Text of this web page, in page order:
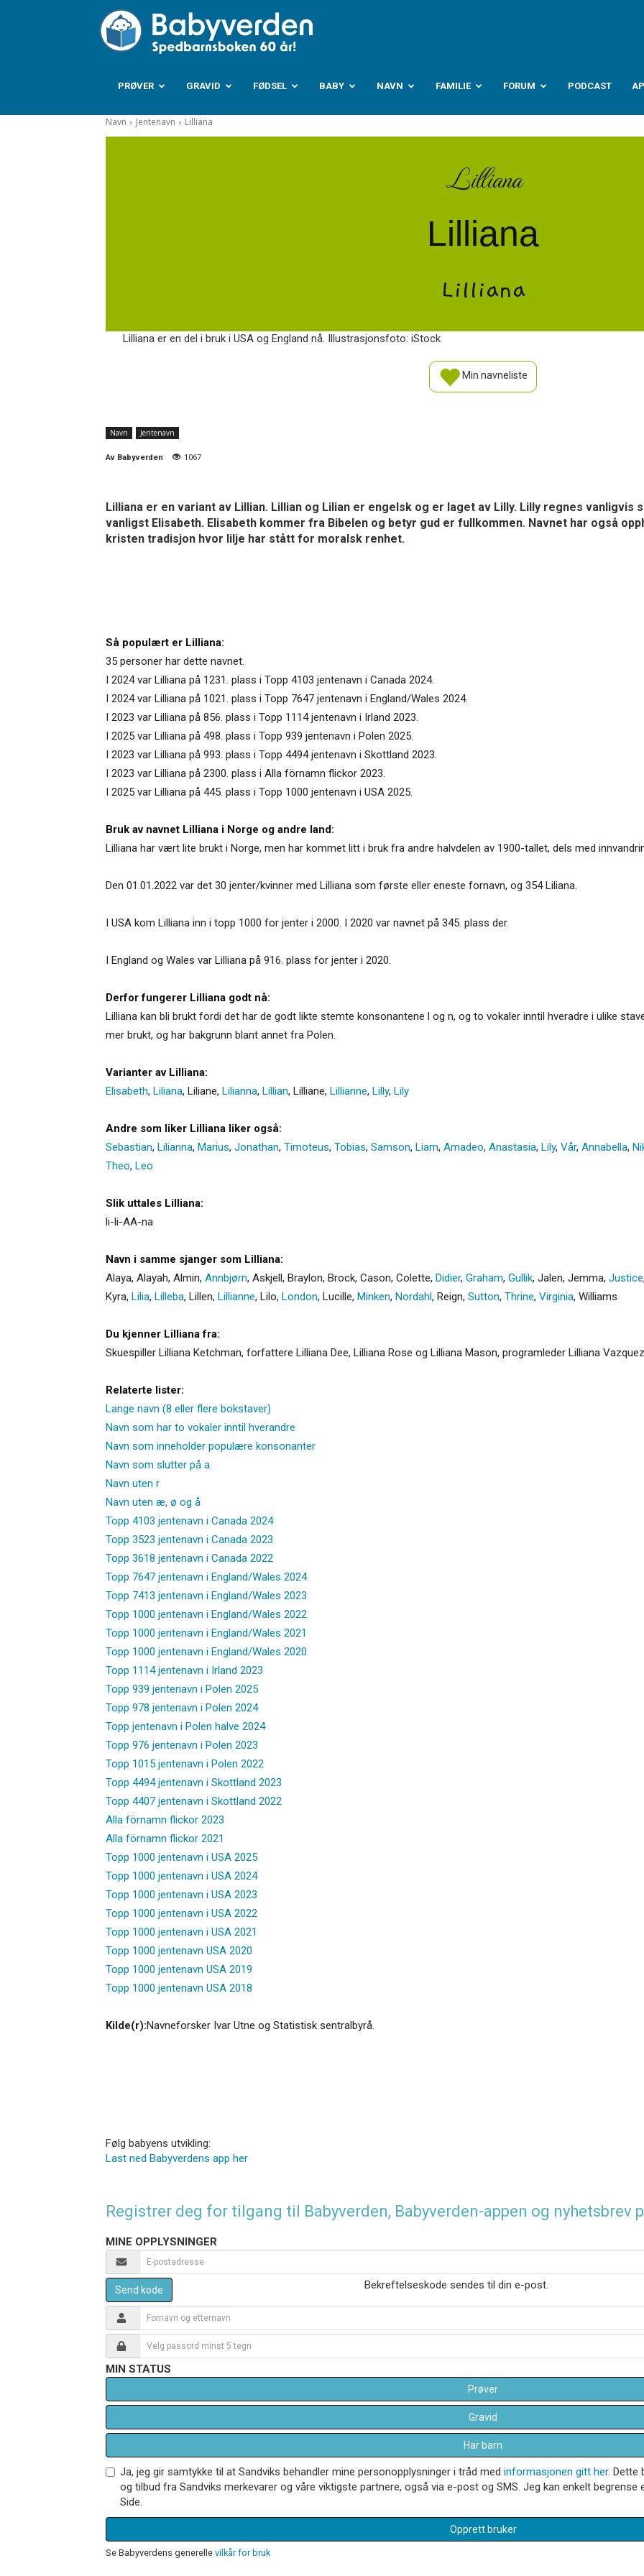
Babyverden.no
PRØVER GRAVID FØDSEL BABY NAVN FAMILIE FORUM PODCAST
Navn Jentenavn Lilliana
Lilliana
Lilliana
Lilliana
Lilliana er en del i bruk i USA og England nå. Illustrasjonsfoto: iStock
Min navneliste
Navn Jentenavn
Av Babyverden 1067
Lilliana er en variant av Lillian. Lillian og Lilian er engelsk og er laget av Lilly. Lilly regnes vanligvis
vanligst Elisabeth. Elisabeth kommer fra Bibelen og betyr gud er fullkommen. Navnet har også
kristen tradisjon hvor lilje har stått for moralsk renhet.
Så populært er Lilliana:
35 personer har dette navnet.
I 2024 var Lilliana på 1231. plass i Topp 4103 jentenavn i Canada 2024.
I 2024 var Lilliana på 1021. plass i Topp 7647 jentenavn i England/Wales 2024.
I 2023 var Lilliana på 856. plass i Topp 1114 jentenavn i Irland 2023.
I 2025 var Lilliana på 498. plass i Topp 939 jentenavn i Polen 2025.
I 2023 var Lilliana på 993. plass i Topp 4494 jentenavn i Skottland 2023.
I 2023 var Lilliana på 2300. plass i Alla förnamn flickor 2023.
I 2025 var Lilliana på 445. plass i Topp 1000 jentenavn i USA 2025.
Bruk av navnet Lilliana i Norge og andre land:
Lilliana har vært lite brukt i Norge, men har kommet litt i bruk fra andre halvdelen av 1900-tallet, dels med
Den 01.01.2022 var det 30 jenter/kvinner med Lilliana som første eller eneste fornavn, og 354 Liliana.
I USA kom Lilliana inn i topp 1000 for jenter i 2000. I 2020 var navnet på 345. plass der.
I England og Wales var Lilliana på 916. plass for jenter i 2020.
Derfor fungerer Lilliana godt nå:
Lilliana kan bli brukt fordi det har de godt likte stemte konsonantene l og n, og to vokaler inntil hveradre i ulike
mer brukt, og har bakgrunn blant annet fra Polen.
Varianter av Lilliana:
Elisabeth, Liliana, Liliane, Lilianna, Lillian, Lilliane, Lillianne, Lilly, Lily
Andre som liker Lilliana liker også:
Sebastian, Lilianna, Marius, Jonathan, Timoteus, Tobias, Samson, Liam, Amadeo, Anastasia, Lily, Vår, Annabella,
Theo, Leo
Slik uttales Lilliana:
li-li-AA-na
Navn i samme sjanger som Lilliana:
Alaya, Alayah, Almin, Annbjørn, Askjell, Braylon, Brock, Cason, Colette, Didier, Graham, Gullik, Jalen, Jemma, Justice
Kyra, Lilia, Lilleba, Lillen, Lillianne, Lilo, London, Lucille, Minken, Nordahl, Reign, Sutton, Thrine, Virginia, Williams
Du kjenner Lilliana fra:
Skuespiller Lilliana Ketchman, forfattere Lilliana Dee, Lilliana Rose og Lilliana Mason, programleder Lilliana Vazquez
Relaterte lister:
Lange navn (8 eller flere bokstaver)
Navn som har to vokaler inntil hverandre
Navn som inneholder populære konsonanter
Navn som slutter på a
Navn uten r
Navn uten æ, ø og å
Topp 4103 jentenavn i Canada 2024
Topp 3523 jentenavn i Canada 2023
Topp 3618 jentenavn i Canada 2022
Topp 7647 jentenavn i England/Wales 2024
Topp 7413 jentenavn i England/Wales 2023
Topp 1000 jentenavn i England/Wales 2022
Topp 1000 jentenavn i England/Wales 2021
Topp 1000 jentenavn i England/Wales 2020
Topp 1114 jentenavn i Irland 2023
Topp 939 jentenavn i Polen 2025
Topp 978 jentenavn i Polen 2024
Topp jentenavn i Polen halve 2024
Topp 976 jentenavn i Polen 2023
Topp 1015 jentenavn i Polen 2022
Topp 4494 jentenavn i Skottland 2023
Topp 4407 jentenavn i Skottland 2022
Alla förnamn flickor 2023
Alla förnamn flickor 2021
Topp 1000 jentenavn i USA 2025
Topp 1000 jentenavn i USA 2024
Topp 1000 jentenavn i USA 2023
Topp 1000 jentenavn i USA 2022
Topp 1000 jentenavn i USA 2021
Topp 1000 jentenavn USA 2020
Topp 1000 jentenavn USA 2019
Topp 1000 jentenavn USA 2018
Kilde(r):Navneforsker Ivar Utne og Statistisk sentralbyrå.
Følg babyens utvikling:
Last ned Babyverdens app her
Registrer deg for tilgang til Babyverden, Babyverden-appen og nyhetsbrev
MINE OPPLYSNINGER
Send kode Bekreftelseskode sendes til din e-post.
MIN STATUS
Prøver
Gravid
Har barn
Ja, jeg gir samtykke til at Sandviks behandler mine personopplysninger i tråd med informasjonen gitt her. Dette
og tilbud fra Sandviks merkevarer og våre viktigste partnere, også via e-post og SMS. Jeg kan enkelt
Side.
Opprett bruker
Se Babyverdens generelle vilkår for bruk